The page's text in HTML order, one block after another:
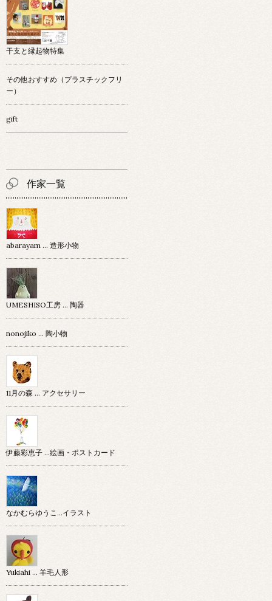
干支と縁起物特集
その他おすすめ（プラスチックフリ
ー）
gift
作家一覧
abarayam … 造形小物
UMESHISO工房 … 陶器
nonojiko ... 陶小物
11月の森 … アクセサリー
伊藤彩恵子 …絵画・ポストカード
なかむらゆうこ…イラスト
Yukiahi … 羊毛人形